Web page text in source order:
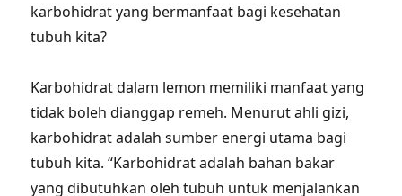
karbohidrat yang bermanfaat bagi kesehatan
tubuh kita?
Karbohidrat dalam lemon memiliki manfaat yang
tidak boleh dianggap remeh. Menurut ahli gizi,
karbohidrat adalah sumber energi utama bagi
tubuh kita. “Karbohidrat adalah bahan bakar
yang dibutuhkan oleh tubuh untuk menjalankan